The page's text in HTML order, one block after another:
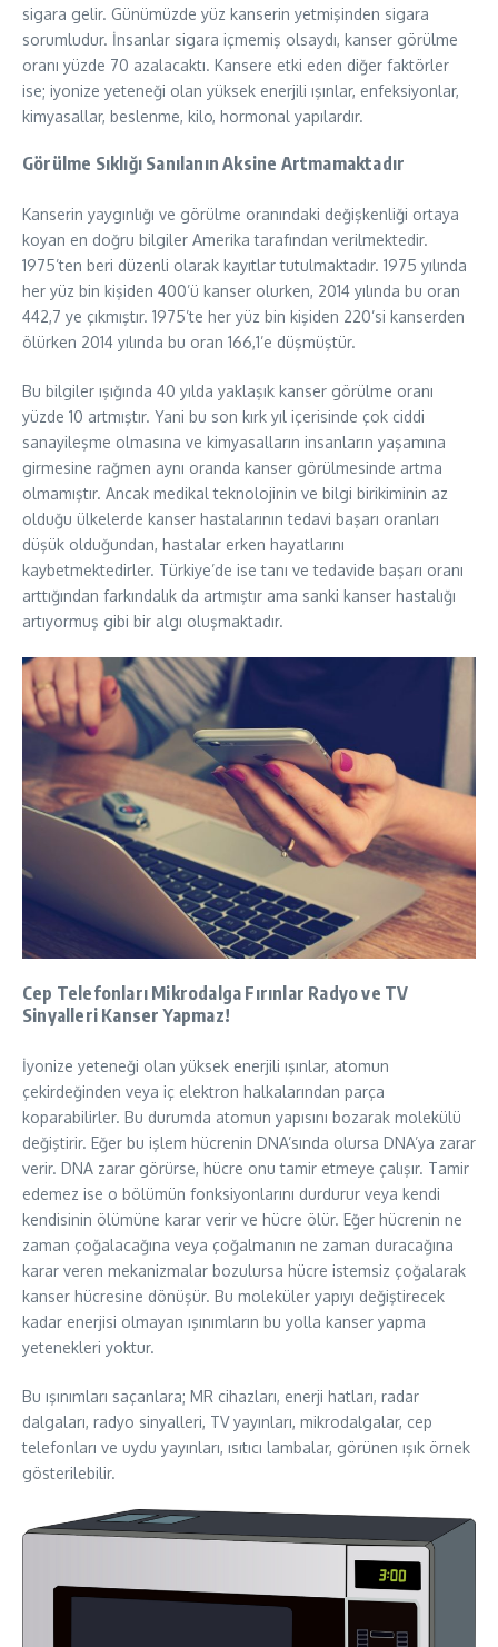
sigara gelir. Günümüzde yüz kanserin yetmişinden sigara
sorumludur. İnsanlar sigara içmemiş olsaydı, kanser görülme
oranı yüzde 70 azalacaktı. Kansere etki eden diğer faktörler
ise; iyonize yeteneği olan yüksek enerjili ışınlar, enfeksiyonlar,
kimyasallar, beslenme, kilo, hormonal yapılardır.
Görülme Sıklığı Sanılanın Aksine Artmamaktadır
Kanserin yaygınlığı ve görülme oranındaki değişkenliği ortaya
koyan en doğru bilgiler Amerika tarafından verilmektedir.
1975’ten beri düzenli olarak kayıtlar tutulmaktadır. 1975 yılında
her yüz bin kişiden 400’ü kanser olurken, 2014 yılında bu oran
442,7 ye çıkmıştır. 1975’te her yüz bin kişiden 220’si kanserden
ölürken 2014 yılında bu oran 166,1’e düşmüştür.
Bu bilgiler ışığında 40 yılda yaklaşık kanser görülme oranı
yüzde 10 artmıştır. Yani bu son kırk yıl içerisinde çok ciddi
sanayileşme olmasına ve kimyasalların insanların yaşamına
girmesine rağmen aynı oranda kanser görülmesinde artma
olmamıştır. Ancak medikal teknolojinin ve bilgi birikiminin az
olduğu ülkelerde kanser hastalarının tedavi başarı oranları
düşük olduğundan, hastalar erken hayatlarını
kaybetmektedirler. Türkiye’de ise tanı ve tedavide başarı oranı
arttığından farkındalık da artmıştır ama sanki kanser hastalığı
artıyormuş gibi bir algı oluşmaktadır.
Cep Telefonları Mikrodalga Fırınlar Radyo ve TV
Sinyalleri Kanser Yapmaz!
İyonize yeteneği olan yüksek enerjili ışınlar, atomun
çekirdeğinden veya iç elektron halkalarından parça
koparabilirler. Bu durumda atomun yapısını bozarak molekülü
değiştirir. Eğer bu işlem hücrenin DNA’sında olursa DNA’ya zarar
verir. DNA zarar görürse, hücre onu tamir etmeye çalışır. Tamir
edemez ise o bölümün fonksiyonlarını durdurur veya kendi
kendisinin ölümüne karar verir ve hücre ölür. Eğer hücrenin ne
zaman çoğalacağına veya çoğalmanın ne zaman duracağına
karar veren mekanizmalar bozulursa hücre istemsiz çoğalarak
kanser hücresine dönüşür. Bu moleküler yapıyı değiştirecek
kadar enerjisi olmayan ışınımların bu yolla kanser yapma
yetenekleri yoktur.
Bu ışınımları saçanlara; MR cihazları, enerji hatları, radar
dalgaları, radyo sinyalleri, TV yayınları, mikrodalgalar, cep
telefonları ve uydu yayınları, ısıtıcı lambalar, görünen ışık örnek
gösterilebilir.